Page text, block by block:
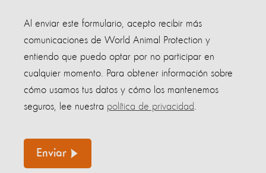
Al enviar este formulario, acepto recibir más
comunicaciones de World Animal Protection y
entiendo que puedo optar por no participar en
cualquier momento. Para obtener información sobre
cómo usamos tus datos y cómo los mantenemos
seguros, lee nuestra política de privacidad.
Enviar